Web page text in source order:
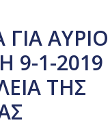
ΓΙΑ ΑΥΡΙΟ
9-1-
ΤΗΣ